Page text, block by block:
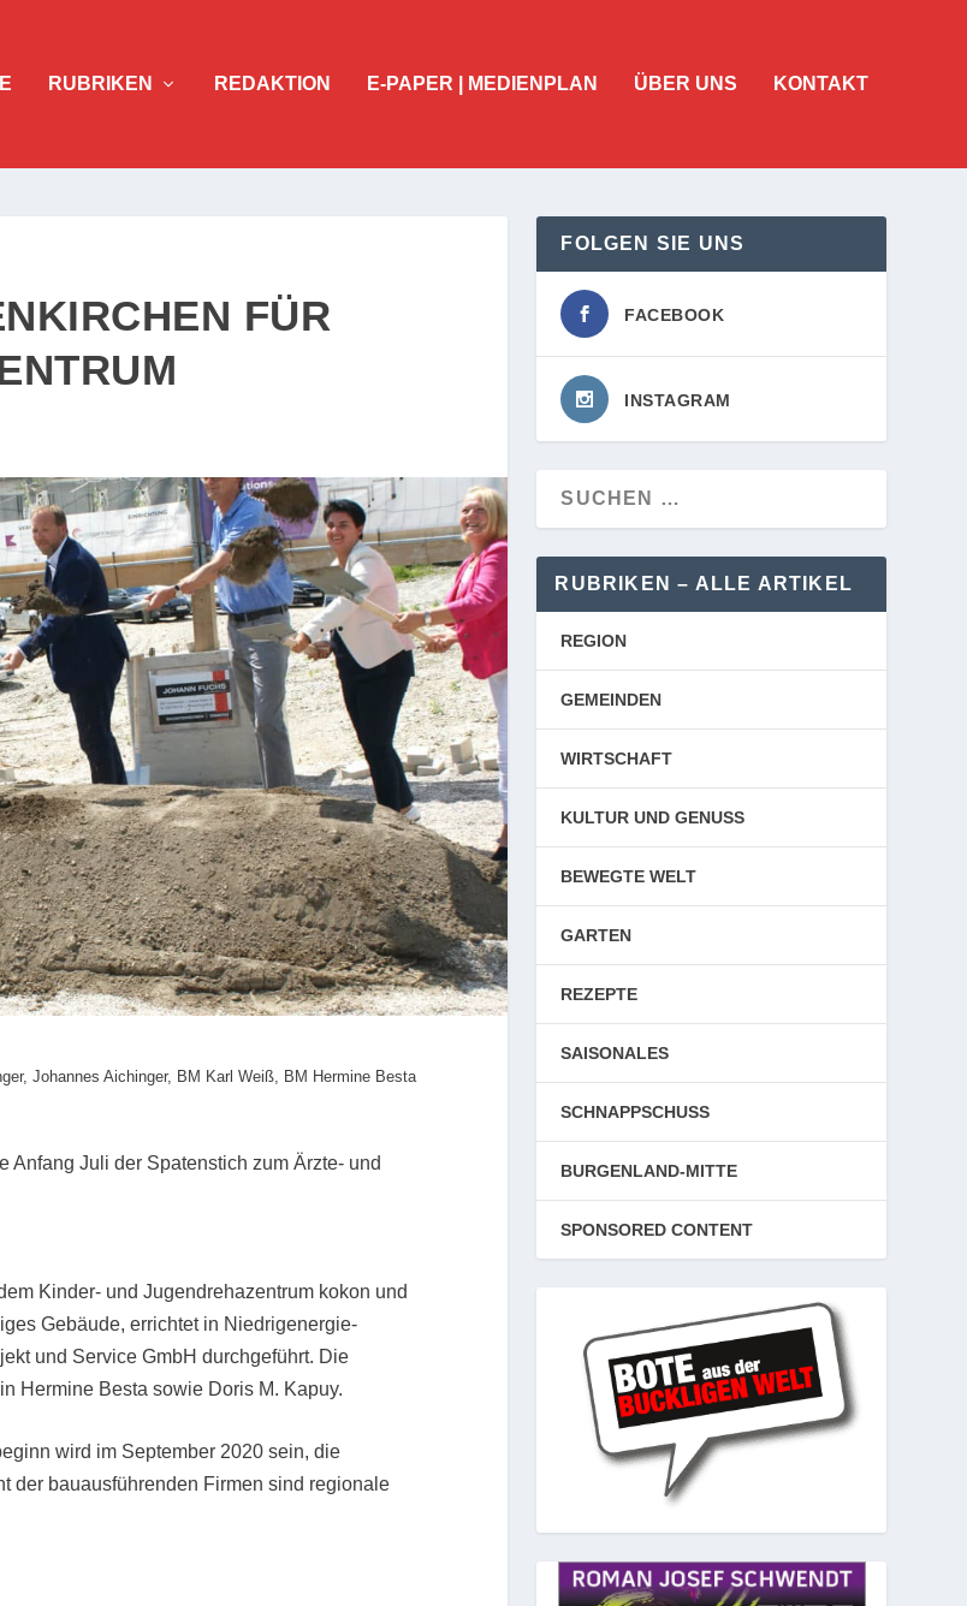
RUBRIKEN REDAKTION E-PAPER | MEDIENPLAN ÜBER UNS KONTAKT
FÜR
Johannes Aichinger, BM Karl Weiß, BM Hermine Besta
Anfang Juli der Spatenstich zum Ärzte- und
Kinder- und Jugendrehazentrum kokon und
Gebäude, errichtet in Niedrigenergie-
und Service GmbH durchgeführt. Die
Hermine Besta sowie Doris M. Kapuy.
wird im September 2020 sein, die
der bauausführenden Firmen sind regionale
FOLGEN SIE UNS
FACEBOOK
INSTAGRAM
RUBRIKEN – ALLE ARTIKEL
REGION
GEMEINDEN
WIRTSCHAFT
KULTUR UND GENUSS
BEWEGTE WELT
GARTEN
REZEPTE
SAISONALES
SCHNAPPSCHUSS
BURGENLAND-MITTE
SPONSORED CONTENT